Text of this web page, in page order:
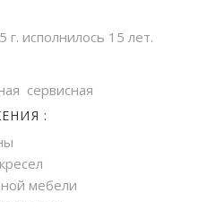
г. исполнилось 15 лет.
сервисная
:
мебели